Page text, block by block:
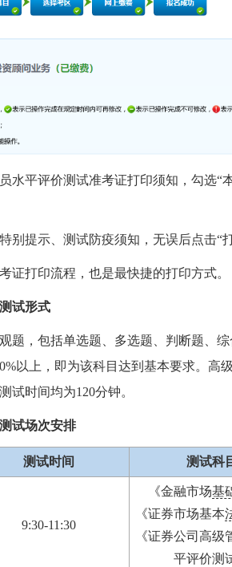
水平评价测试准考证打印须知，勾选“
别提示、测试防疫须知，无误后点击“
证打印流程，也是最快捷的打印方式。
试形式
题，包括单选题、多选题、判断题、
以上，即为该科目达到基本要求。高
试时间均为120分钟。
试场次安排
测试时间 测试科
9:30-11:30
《金融市场基
《证券市场基本
《证券公司高级
平评价测